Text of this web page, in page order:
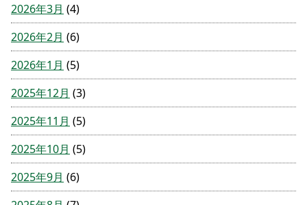
2026年3月 (4)
2026年2月 (6)
2026年1月 (5)
2025年12月 (3)
2025年11月 (5)
2025年10月 (5)
2025年9月 (6)